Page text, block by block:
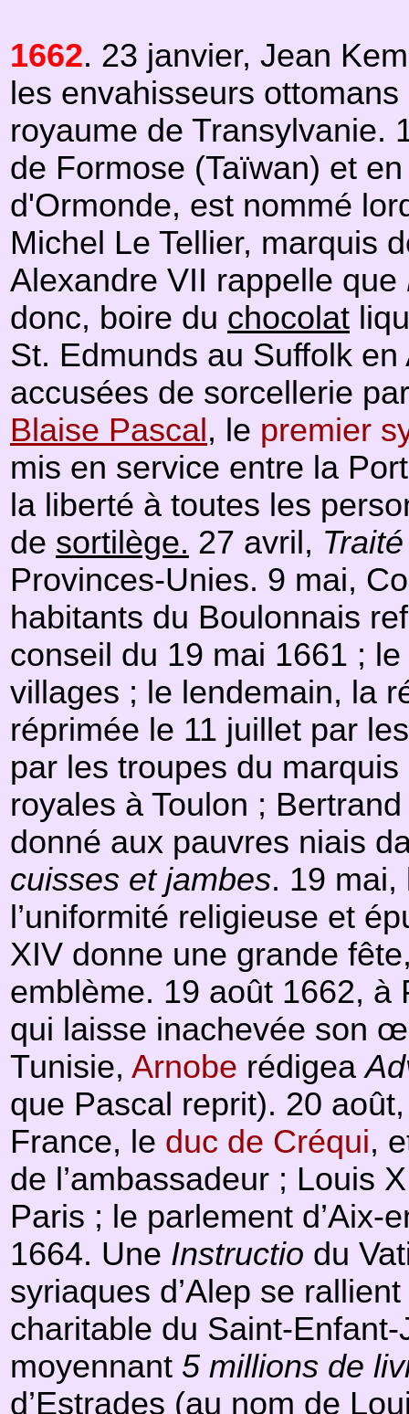
1662. 23 janvier, Jean
les envahisseurs
royaume de Transylvanie.
de Formose (Taïwan) et
d'Ormonde, est nommé
Michel Le Tellier, marquis
Alexandre VII rappelle que
donc, boire du chocolat
St. Edmunds au Suffolk
accusées de sorcellerie
Blaise Pascal , le premier
mis en service entre la
la liberté à toutes les
de sortilège. 27 avril,
Provinces-Unies. 9 mai,
habitants du Boulonnais
conseil du 19 mai 1661 ;
villages ; le lendemain, la
réprimée le 11 juillet par
par les troupes du
royales à Toulon ;
donné aux pauvres niais
cuisses et jambes. 19 mai,
l’uniformité religieuse et
XIV donne une grande
emblème. 19 août 1662,
qui laisse inachevée son
Tunisie, Arnobe rédigea
que Pascal reprit). 20
France, le duc de Créqui,
de l’ambassadeur ; Louis
Paris ; le parlement
1664. Une Instructio du
syriaques d’Alep se
charitable du Saint-
moyennant 5 millions de
d’Estrades (au nom de